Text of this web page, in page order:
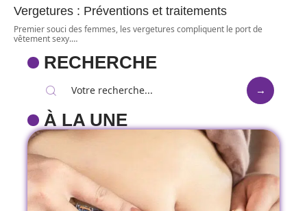
Vergetures : Préventions et traitements
Premier souci des femmes, les vergetures compliquent le port de
vêtement sexy.…
RECHERCHE
À LA UNE